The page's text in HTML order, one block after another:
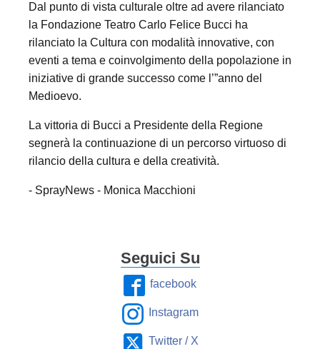
Dal punto di vista culturale oltre ad avere rilanciato
la Fondazione Teatro Carlo Felice Bucci ha
rilanciato la Cultura con modalità innovative, con
eventi a tema e coinvolgimento della popolazione in
iniziative di grande successo come l’”anno del
Medioevo.
La vittoria di Bucci a Presidente della Regione
segnerà la continuazione di un percorso virtuoso di
rilancio della cultura e della creatività.
- SprayNews - Monica Macchioni
Seguici Su
facebook
Instagram
Twitter / X